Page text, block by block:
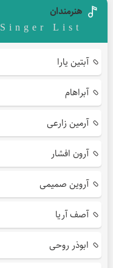
هنرمندان
Singer List
آبتین یارا
آبراهام
آرمین زارعی
آرون افشار
آروین صمیمی
آصف آریا
ابوذر روحی